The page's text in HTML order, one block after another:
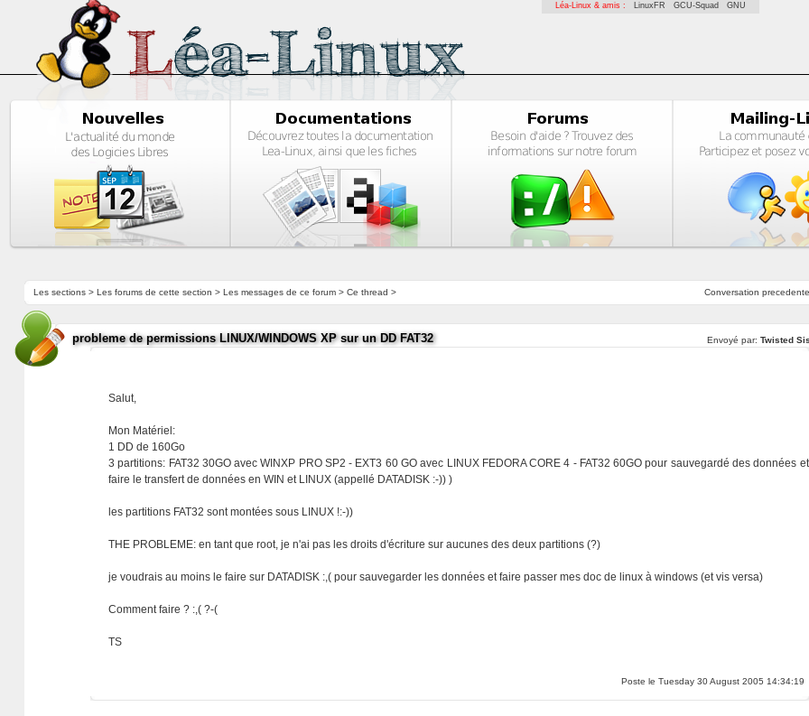
Léa-Linux & amis : LinuxFR GCU-Squad GNU
Conversation precedente
Les sections> Les forums de cette section > Les messages de ce forum> Ce thread >
probleme de permissions LINUX/WINDOWS XP sur un DD FAT32 Envoyé par: Twisted
Salut,
Mon Matériel:
1 DD de 160Go
3 partitions: FAT32 30GO avec WINXP PRO SP2 - EXT3 60 GO avec LINUX FEDORA CORE 4 - FAT32 60GO pour sauvegardé des données et
faire le transfert de données en WIN et LINUX (appellé DATADISK :-)) )
les partitions FAT32 sont montées sous LINUX !:-))
THE PROBLEME: en tant que root, je n'ai pas les droits d'écriture sur aucunes des deux partitions (?)
je voudrais au moins le faire sur DATADISK :,( pour sauvegarder les données et faire passer mes doc de linux à windows (et vis versa)
Comment faire ? :,( ?-(
TS
Poste le Tuesday 30 August 2005 14:34:19